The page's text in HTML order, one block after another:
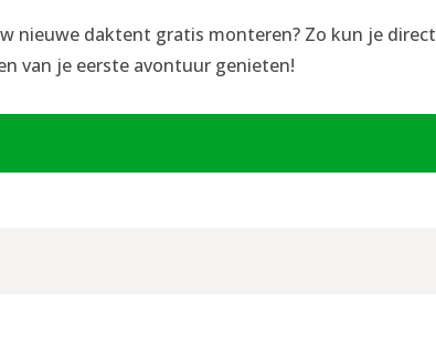
nieuwe daktent gratis monteren? Zo kun je direct
van je eerste avontuur genieten!